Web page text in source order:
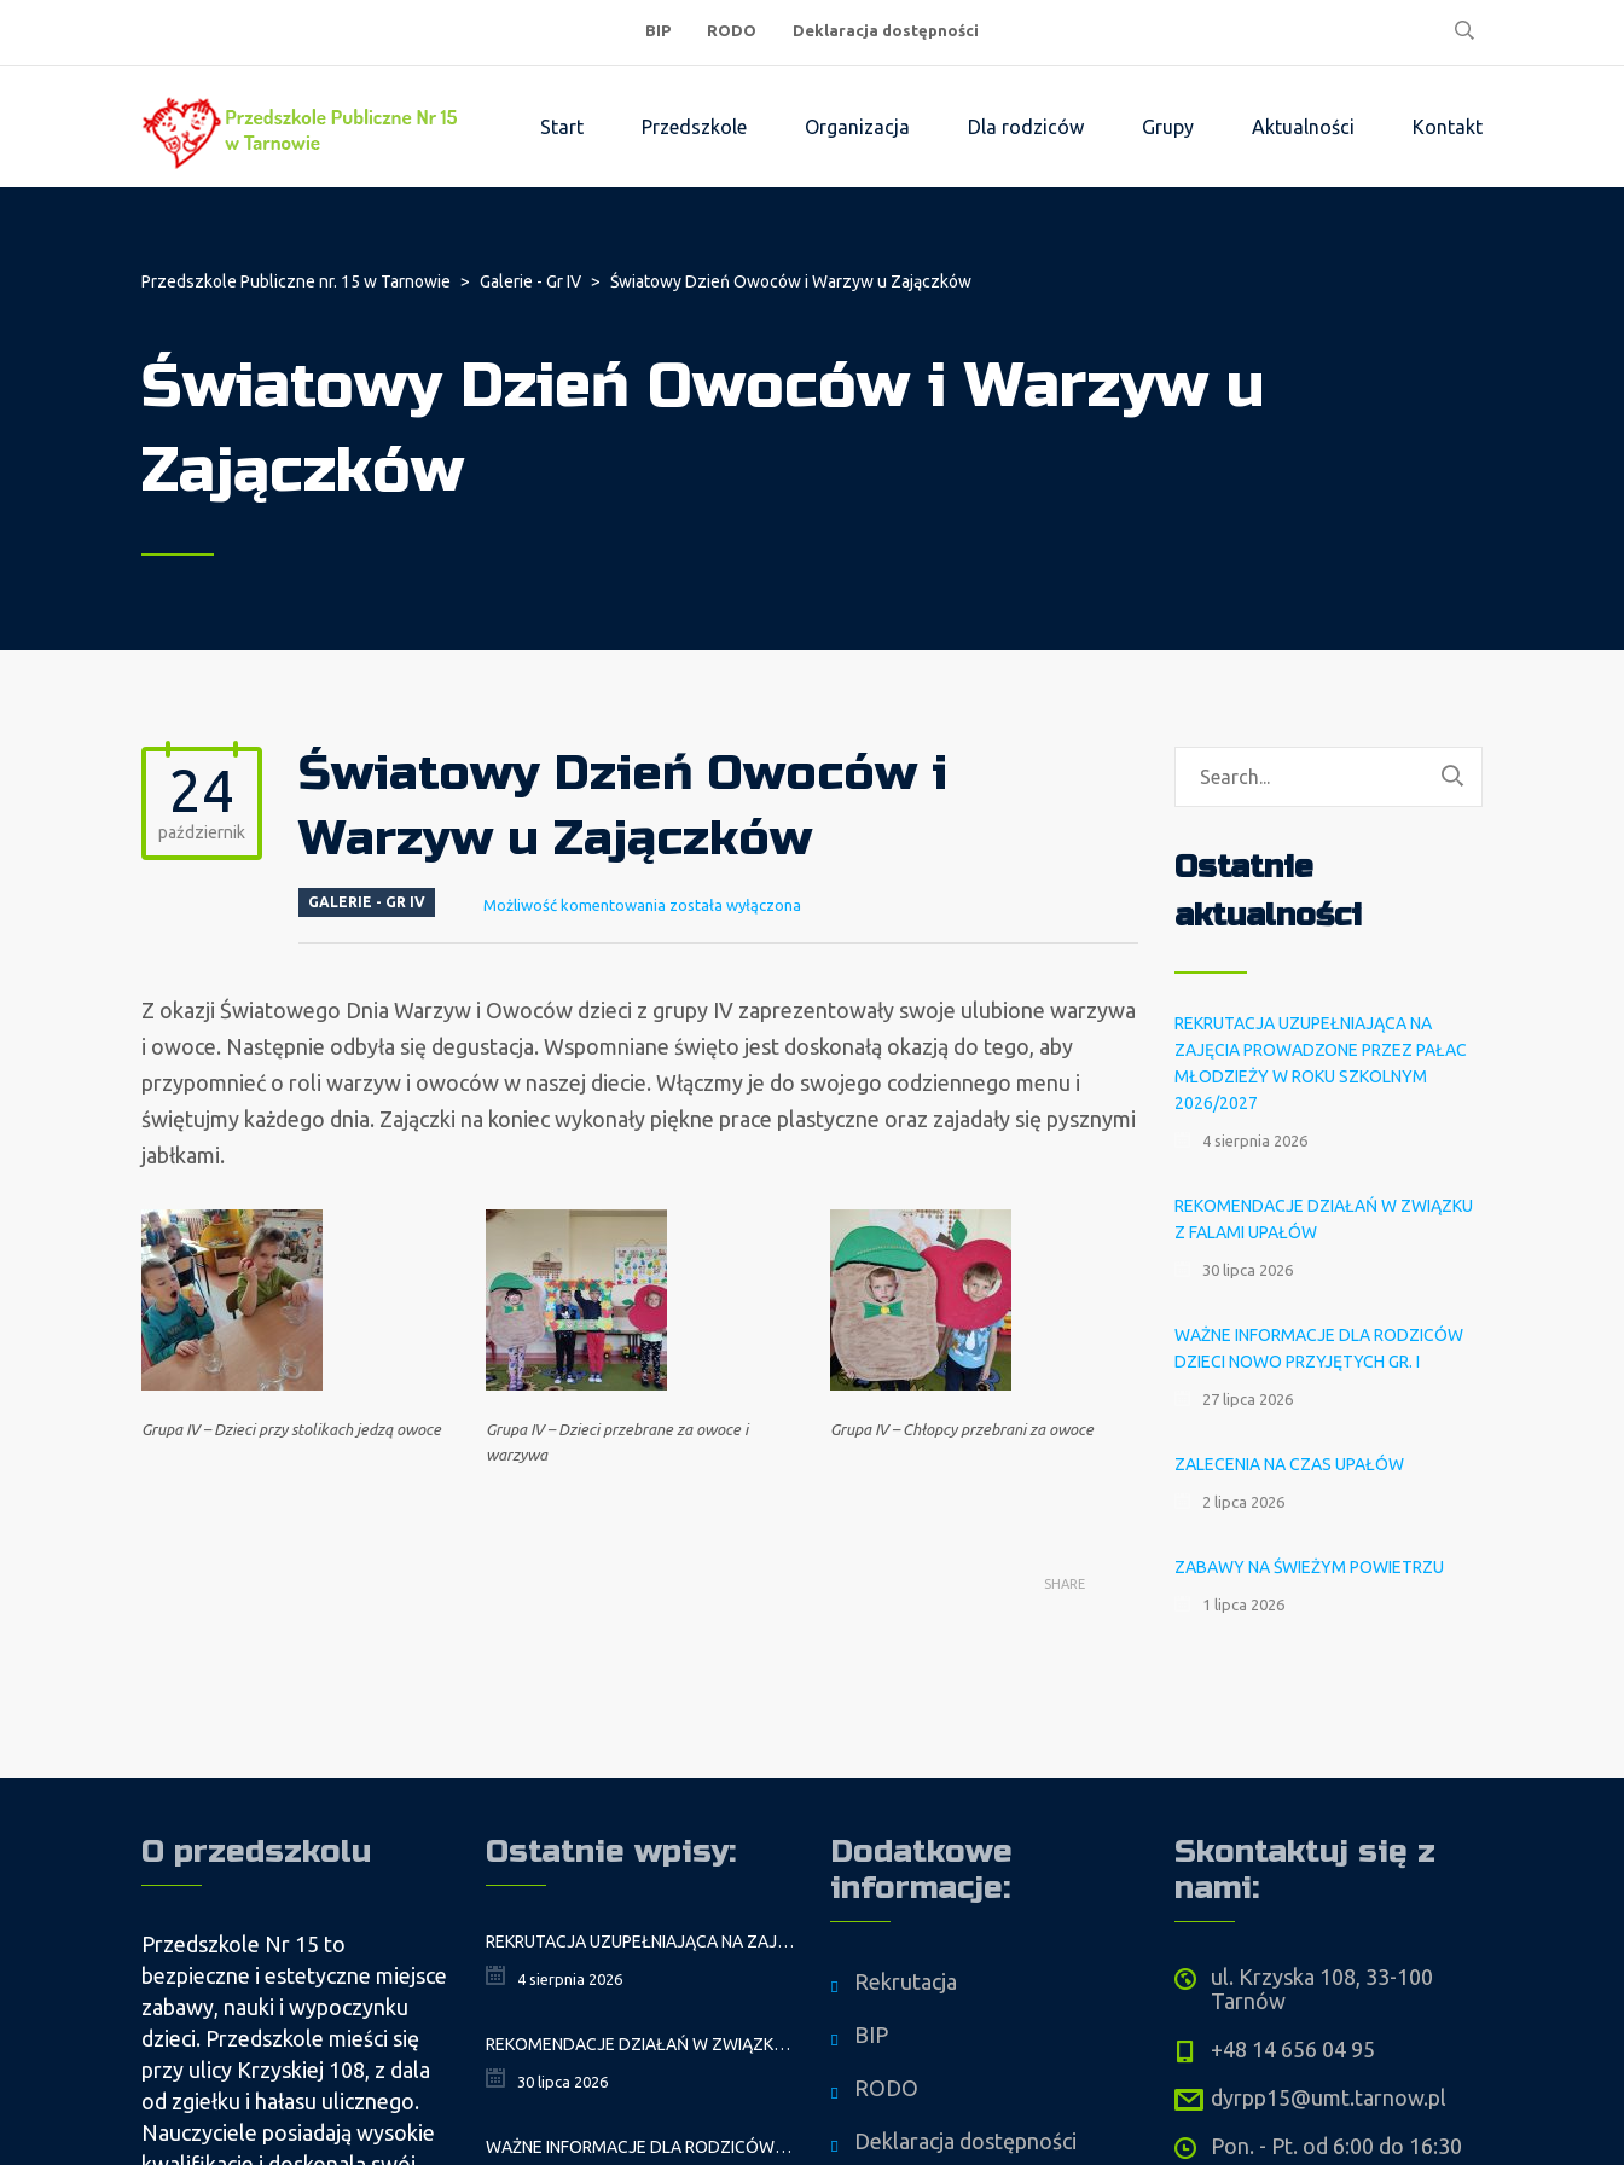
BIP RODO Deklaracja dostępności
Start Przedszkole Organizacja Dla rodziców Grupy Aktualności Kontakt
Przedszkole Publiczne nr. 15 w Tarnowie > Galerie - Gr IV > Światowy Dzień Owoców i Warzyw u Zajączków
Światowy Dzień Owoców i Warzyw u
Zajączków
24
październik
Światowy Dzień Owoców i
Warzyw u Zajączków
GALERIE - GR IV Możliwość komentowania Światowy
i
Warzyw
u
Zajączków
została wyłączona
Z okazji Światowego Dnia Warzyw i Owoców dzieci z grupy IV zaprezentowały swoje ulubione warzywa
i owoce. Następnie odbyła się degustacja. Wspomniane święto jest doskonałą okazją do tego, aby
przypomnieć o roli warzyw i owoców w naszej diecie. Włączmy je do swojego codziennego menu i
świętujmy każdego dnia. Zajączki na koniec wykonały piękne prace plastyczne oraz zajadały się pysznymi
jabłkami.
Grupa IV – Dzieci przy stolikach jedzą owoce
Grupa IV – Dzieci przebrane za owoce i
warzywa
Grupa IV – Chłopcy przebrani za owoce
SHARE
Ostatnie
aktualności
REKRUTACJA UZUPEŁNIAJĄCA NA
ZAJĘCIA PROWADZONE PRZEZ PAŁAC
MŁODZIEŻY W ROKU SZKOLNYM
2026/2027
4 sierpnia 2026
REKOMENDACJE DZIAŁAŃ W ZWIĄZKU
Z FALAMI UPAŁÓW
30 lipca 2026
WAŻNE INFORMACJE DLA RODZICÓW
DZIECI NOWO PRZYJĘTYCH GR. I
27 lipca 2026
ZALECENIA NA CZAS UPAŁÓW
2 lipca 2026
ZABAWY NA ŚWIEŻYM POWIETRZU
1 lipca 2026
O przedszkolu
Przedszkole Nr 15 to
bezpieczne i estetyczne miejsce
zabawy, nauki i wypoczynku
dzieci. Przedszkole mieści się
przy ulicy Krzyskiej 108, z dala
od zgiełku i hałasu ulicznego.
Nauczyciele posiadają wysokie
Ostatnie wpisy:
REKRUTACJA UZUPEŁNIAJĄCA NA ZAJĘCIA PROWADZONE PRZEZ PAŁAC MŁODZIEŻY W ROKU SZKOLNYM 2026/2027
4 sierpnia 2026
REKOMENDACJE DZIAŁAŃ W ZWIĄZKU Z FALAMI UPAŁÓW
30 lipca 2026
WAŻNE INFORMACJE DLA RODZICÓW DZIECI NOWO PRZYJĘTYCH GR. I
Dodatkowe
informacje:
Rekrutacja
BIP
RODO
Deklaracja dostępności
Skontaktuj się z
nami:
ul. Krzyska 108, 33-100
Tarnów
+48 14 656 04 95
dyrpp15@umt.tarnow.pl
Pon. - Pt. od 6:00 do 16:30